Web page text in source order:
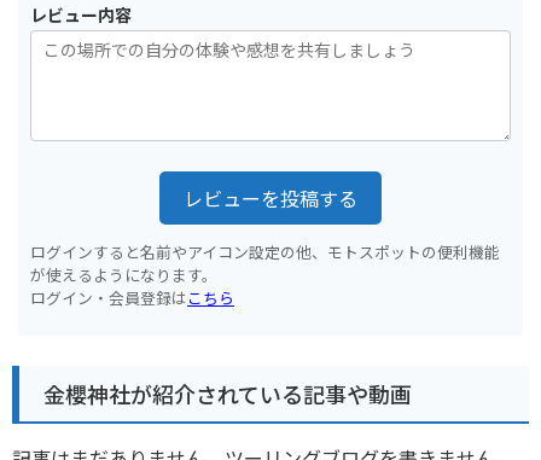
レビュー内容
レビューを投稿する
ログインすると名前やアイコン設定の他、モトスポットの便利機能
が使えるようになります。
ログイン・会員登録はこちら
金櫻神社が紹介されている記事や動画